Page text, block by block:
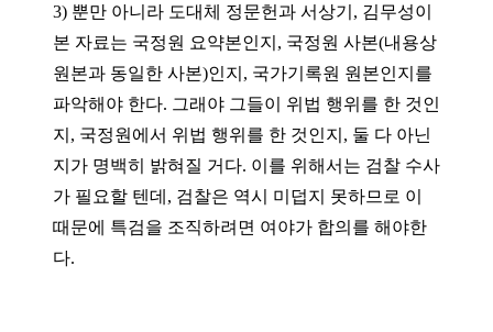
3) 뿐만 아니라 도대체 정문헌과 서상기 , 김무성이
본 자료는 국정원 요약본인지 , 국정원 사본(내용상
원본과 동일한 사본)인지 , 국가기록원 원본인지를
파악해야 한다. 그래야 그들이 위법 행위를 한 것인
지 , 국정원에서 위법 행위를 한 것인지 , 둘 다 아닌
지가 명백히 밝혀질 거다. 이를 위해서는 검찰 수사
가 필요할 텐데 , 검찰은 역시 미덥지 못하므로 이
때문에 특검을 조직하려면 여야가 합의를 해야한
다.